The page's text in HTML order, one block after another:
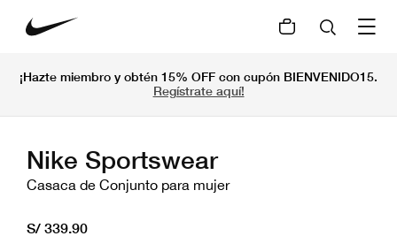
¡Hazte miembro y obtén 15% OFF con cupón BIENVENIDO15.
Regístrate aquí!
Nike Sportswear
Casaca de Conjunto para mujer
S/ 339.90